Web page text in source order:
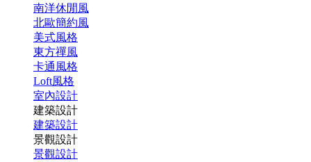
南洋休閒風
北歐簡約風
美式風格
東方禪風
卡通風格
Loft風格
室內設計
建築設計
建築設計
景觀設計
景觀設計